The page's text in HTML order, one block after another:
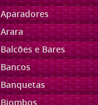
Aparadores
Arara
Balcões e Bares
Bancos
Banquetas
Biombos